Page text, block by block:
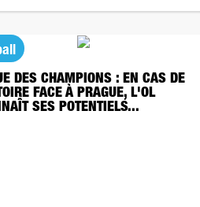
DES CHAMPIONS : EN CAS DE
FACE À PRAGUE, L'OL
SES POTENTIELS...